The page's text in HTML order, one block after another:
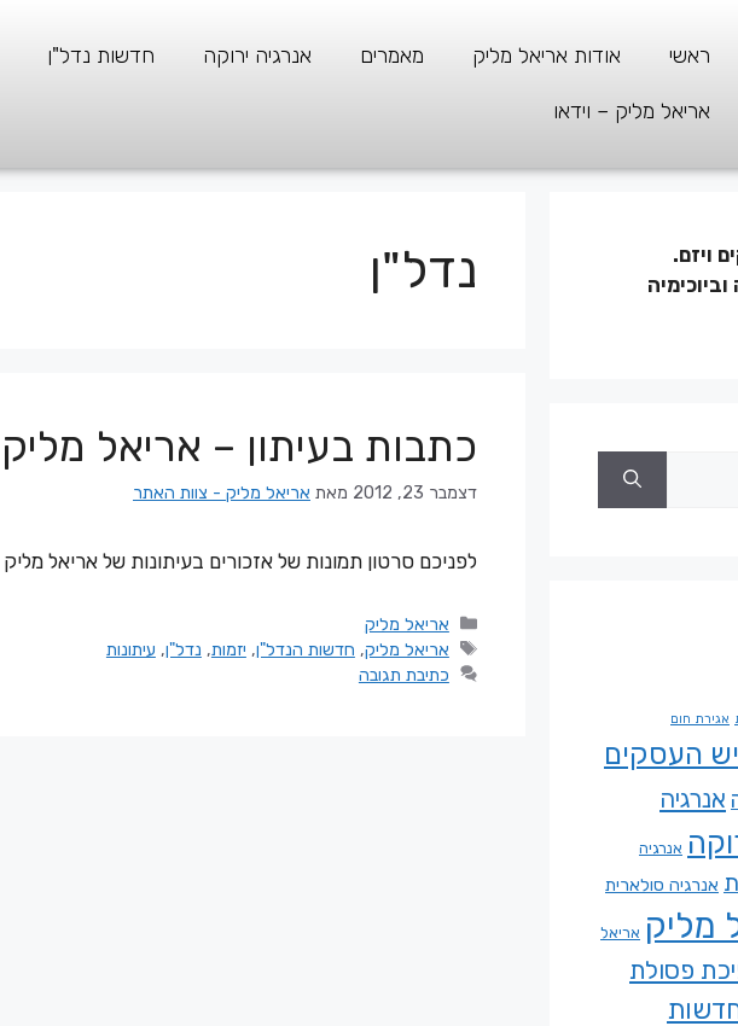
ראשי אודות אריאל מליק מאמרים אנרגיה ירוקה חדשות נדל"ן
אריאל מליק – וידאו
נדל"ן
כתבות בעיתון – אריאל מליק
דצמבר 23, 2012 מאת אריאל מליק - צוות האתר
לפניכם סרטון תמונות של אזכורים בעיתונות של אריאל מליק
אריאל מליק
אריאל מליק, חדשות הנדל"ן, יזמות, נדל"ן, עיתונות
כתיבת תגובה
ויזם.
אגירת חום
העסקים
אנרגיה
אנרגיה
אנרגיה סולארית
מליק אריאל
פסולת